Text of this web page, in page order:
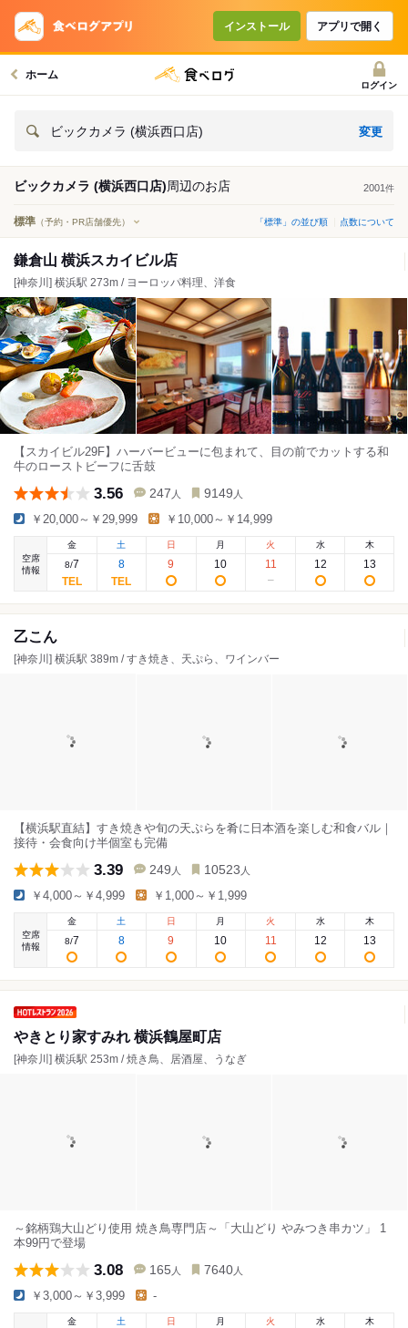
インストール アプリで開く
ホーム
ログイン
ビックカメラ (横浜西口店) 変更
ビックカメラ (横浜西口店)周辺のお店 2001 件
標準 （予約・PR店舗優先） 「標準」の並び順 点数について
鎌倉山 横浜スカイビル店
[神奈川] 横浜駅 273m / ヨーロッパ料理、洋食
【スカイビル29F】ハーバービューに包まれて、目の前でカットする和
牛のローストビーフに舌鼓
3.56 247 人 9149 人
￥20,000～￥29,999 ￥10,000～￥14,999
空席
情報
金
8/7
土
8
日
9
月
10
火
11
水
12
木
13
乙こん
[神奈川] 横浜駅 389m / すき焼き、天ぷら、ワインバー
【横浜駅直結】すき焼きや旬の天ぷらを肴に日本酒を楽しむ和食バル｜
接待・会食向け半個室も完備
3.39 249 人 10523 人
￥4,000～￥4,999 ￥1,000～￥1,999
空席
情報
金
8/7
土
8
日
9
月
10
火
11
水
12
木
13
やきとり家すみれ 横浜鶴屋町店
[神奈川] 横浜駅 253m / 焼き鳥、居酒屋、うなぎ
～銘柄鶏大山どり使用 焼き鳥専門店～「大山どり やみつき串カツ」 1
本99円で登場
3.08 165 人 7640 人
￥3,000～￥3,999 -
金
土 日 月 火 水 木